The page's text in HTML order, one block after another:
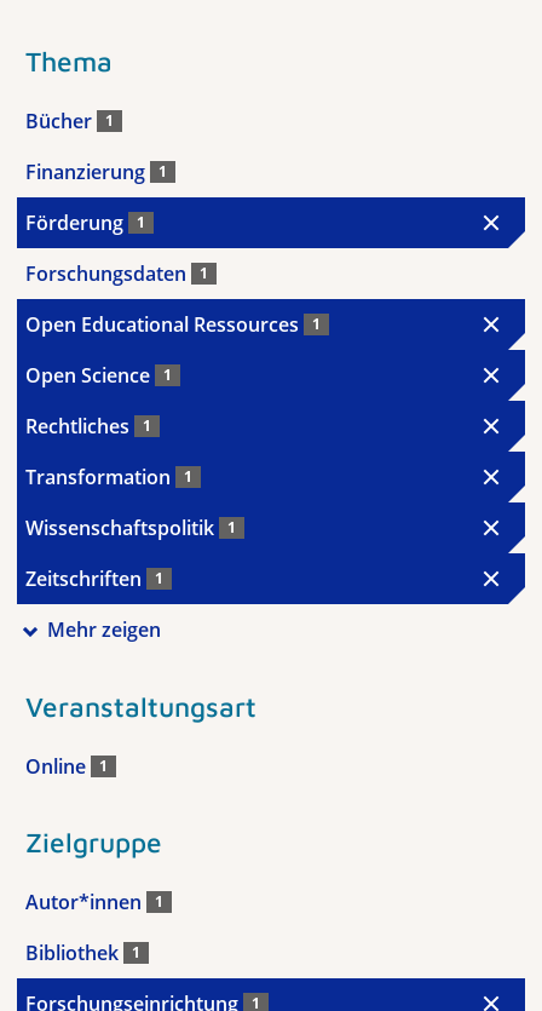
Thema
Bücher 1
Finanzierung 1
Förderung 1
Forschungsdaten 1
Open Educational Ressources 1
Open Science 1
Rechtliches 1
Transformation 1
Wissenschaftspolitik 1
Zeitschriften 1
Mehr zeigen
Veranstaltungsart
Online 1
Zielgruppe
Autor*innen 1
Bibliothek 1
Forschungseinrichtung 1